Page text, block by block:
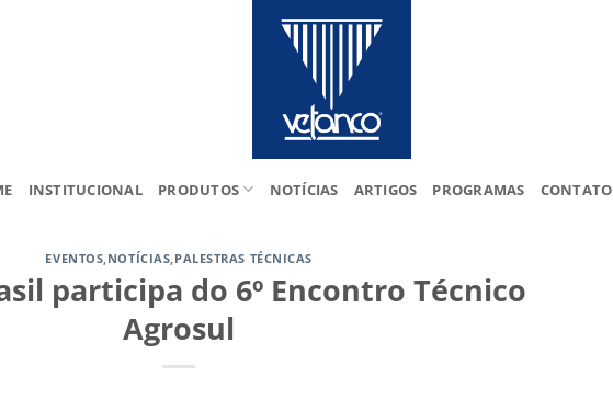
INSTITUCIONAL PRODUTOS NOTÍCIAS ARTIGOS PROGRAMAS CONTATO
EVENTOS,NOTÍCIAS,PALESTRAS TÉCNICAS
participa do 6º Encontro Técnico
Agrosul